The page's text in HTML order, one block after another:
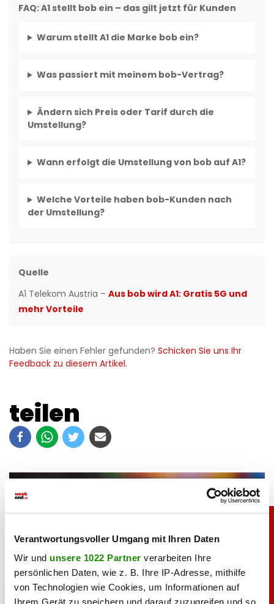
Verantwortungsvoller Umgang mit Ihren Daten
Wir und unsere 1022 Partner verarbeiten Ihre
persönlichen Daten, wie z. B. Ihre IP-Adresse, mithilfe
von Technologien wie Cookies, um Informationen auf
Ihrem Gerät zu speichern und darauf zuzugreifen und so
FAQ: A1 stellt bob ein – das gilt jetzt für Kunden
Warum stellt A1 die Marke bob ein?
Was passiert mit meinem bob-Vertrag?
Ändern sich Preis oder Tarif durch die
Umstellung?
Wann erfolgt die Umstellung von bob auf A1?
Welche Vorteile haben bob-Kunden nach
der Umstellung?
Quelle
A1 Telekom Austria – Aus bob wird A1: Gratis 5G und
mehr Vorteile
Haben Sie einen Fehler gefunden? Schicken Sie uns Ihr
Feedback zu diesem Artikel.
teilen
sport